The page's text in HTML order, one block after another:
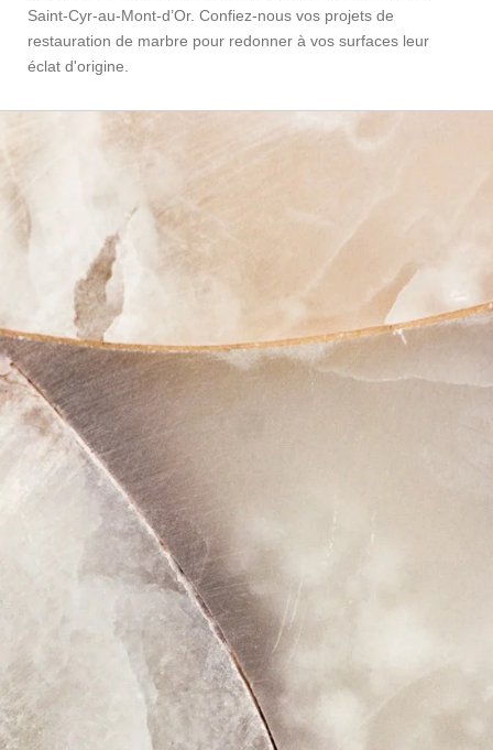
Saint-Cyr-au-Mont-d’Or. Confiez-nous vos projets de
restauration de marbre pour redonner à vos surfaces leur
éclat d'origine.